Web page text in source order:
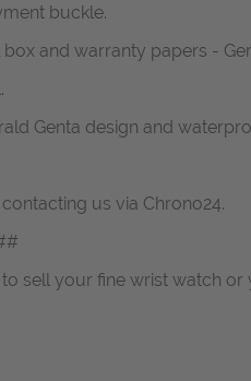
buckle.
and warranty papers -
Genta design and
us via Chrono24.
sell your fine wrist watch